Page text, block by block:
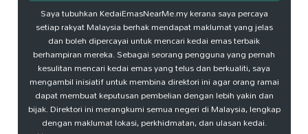
Saya tubuhkan KedaiEmasNearMe.my kerana saya percaya
setiap rakyat Malaysia berhak mendapat maklumat yang jelas
dan boleh dipercayai untuk mencari kedai emas terbaik
berhampiran mereka. Sebagai seorang pengguna yang pernah
kesulitan mencari kedai emas yang telus dan berkualiti, saya
mengambil inisiatif untuk membina direktori ini agar orang ramai
dapat membuat keputusan pembelian dengan lebih yakin dan
bijak. Direktori ini merangkumi semua negeri di Malaysia, lengkap
dengan maklumat lokasi, perkhidmatan, dan ulasan kedai.